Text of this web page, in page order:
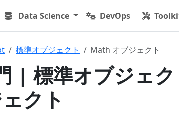
Data Science DevOps
標準オブジェクト Math オブジェクト
| 標準オブジェ
クト